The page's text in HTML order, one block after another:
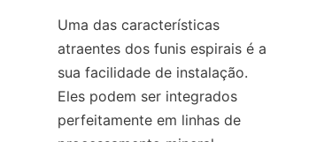
Uma das características
atraentes dos funis espirais é a
sua facilidade de instalação.
Eles podem ser integrados
perfeitamente em linhas de